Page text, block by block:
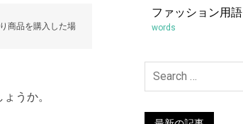
商品を購入した場
うか。
ファッション用語
words